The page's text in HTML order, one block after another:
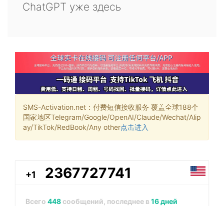
ChatGPT уже здесь
SMS-Activation.net：付费短信接收服务 覆盖全球188个
国家地区Telegram/Google/OpenAI/Claude/Wechat/Alip
ay/TikTok/RedBook/Any other点击进入
+1 2367727741
Всего 448 сообщений, последнее в16 дней